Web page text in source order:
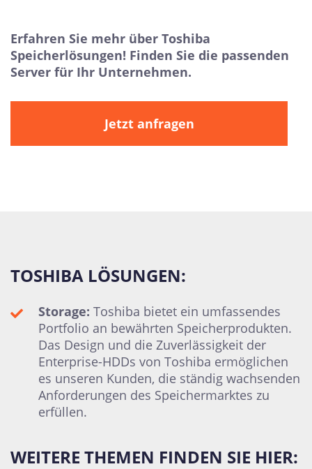
Erfahren Sie mehr über Toshiba
Speicherlösungen! Finden Sie die passenden
Server für Ihr Unternehmen.
Jetzt anfragen
TOSHIBA LÖSUNGEN:
Storage: Toshiba bietet ein umfassendes
Portfolio an bewährten Speicherprodukten.
Das Design und die Zuverlässigkeit der
Enterprise-HDDs von Toshiba ermöglichen
es unseren Kunden, die ständig wachsenden
Anforderungen des Speichermarktes zu
erfüllen.
WEITERE THEMEN FINDEN SIE HIER: